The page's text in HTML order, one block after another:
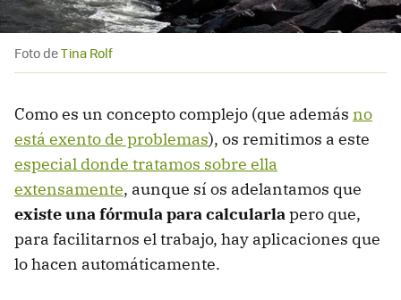
Foto deTina Rolf
Como es un concepto complejo (que además no
está exento de problemas), os remitimos a este
especial donde tratamos sobre ella
extensamente, aunque sí os adelantamos que
existe una fórmula para calcularlapero que,
para facilitarnos el trabajo, hay aplicaciones que
lo hacen automáticamente.